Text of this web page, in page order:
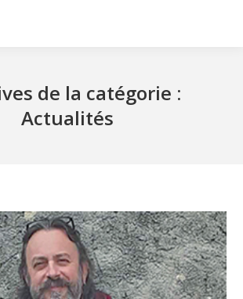
de la catégorie :
Actualités